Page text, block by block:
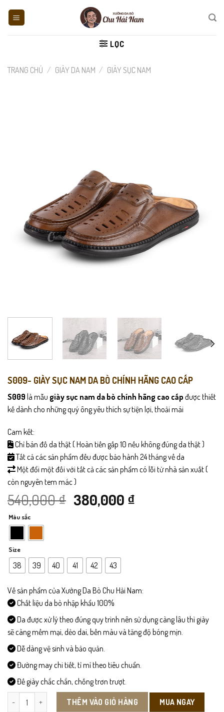
LỌC
TRANG CHỦ / GIÀY DA NAM / GIÀY SỤC NAM
S009- GIÀY SỤC NAM DA BÒ CHÍNH HÃNG CAO CẤP
S009 là mẫu giày sục nam da bò chính hãng cao cấp được thiết
kế dành cho những quý ông yêu thích sự tiện lợi, thoải mái
Cam kết:
Chỉ bán đồ da thật ( Hoàn tiền gấp 10 nếu không đúng da thật )
Tất cả các sản phẩm đều được bảo hành 24 tháng về da
Một đổi một đối với tất cả các sản phẩm có lỗi từ nhà sản xuất (
còn nguyên tem mác )
540,000₫ Giá
540,000 ₫.
380,000 ₫Giá
380,000 ₫.
Màu sắc
Size
38 39 40 41 42 43
Về sản phẩm của Xưởng Da Bò Chu Hải Nam:
Chất liệu da bò nhập khẩu 100%
Da được xử lý theo đúng quy trình nên sử dụng càng lâu thì giày
sẽ càng mềm mại, dẻo dai, bền màu và tăng độ bóng mịn.
Dễ dàng vệ sinh và bảo quản.
Đường may chi tiết, tỉ mỉ theo tiêu chuẩn.
Đế giày chắc chắn, chống trơn trượt.
S009- Giày Sục Nam Da Bò Chính Hãng Cao Cấp số lượng
THÊM VÀO GIỎ HÀNG MUA NGAY